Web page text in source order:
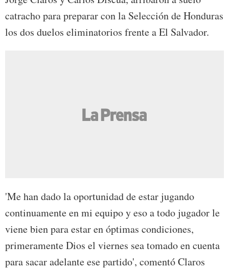
catracho para preparar con la Selección de Honduras
los dos duelos eliminatorios frente a El Salvador.
'Me han dado la oportunidad de estar jugando
continuamente en mi equipo y eso a todo jugador le
viene bien para estar en óptimas condiciones,
primeramente Dios el viernes sea tomado en cuenta
para sacar adelante ese partido', comentó Claros